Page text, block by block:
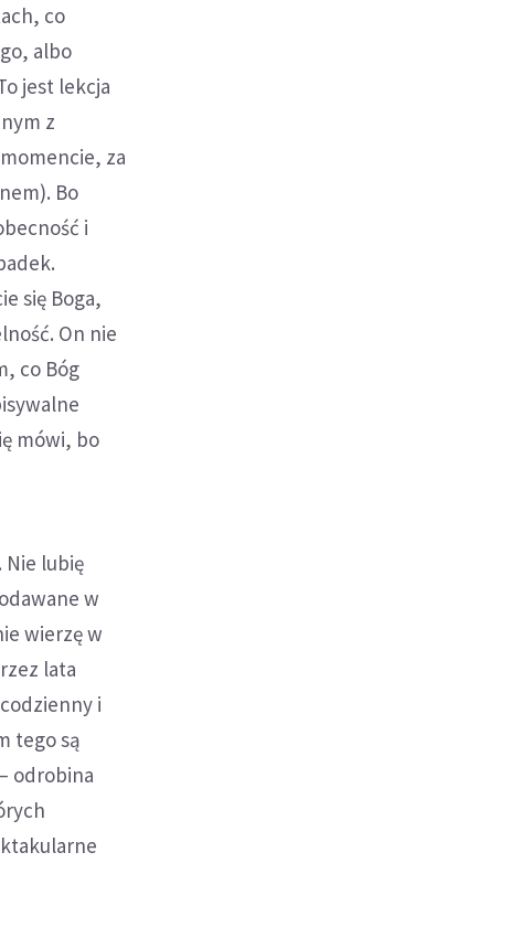
co
albo
jest lekcja
z
za
Bo
i
się Boga,
On nie
co Bóg
mówi, bo
Nie lubię
w
wierzę w
lata
i
tego są
odrobina